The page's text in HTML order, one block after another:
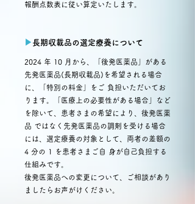
報酬点数表に従い算定いたします。
▶︎ 長期収載品の選定療養について
2024 年 10 月から、「後発医薬品」がある
先発医薬品(長期収載品)を希望される場合
に、「特別の料金」をご 負担いただいてお
ります。「医療上の必要性がある場合」など
を除いて、患者さまの希望により、後発医薬
品 ではなく先発医薬品の調剤を受ける場合
には、選定療養の対象として、両者の差額の
4 分の 1 を患者さまご自 身が自己負担する
仕組みです。
後発医薬品への変更について、ご相談があり
ましたらお声がけください。